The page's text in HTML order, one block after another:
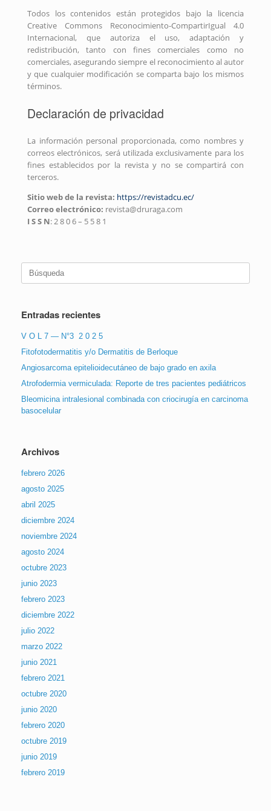
Todos los contenidos están protegidos bajo la licencia
Creative Commons Reconocimiento-CompartirIgual 4.0
Internacional, que autoriza el uso, adaptación y
redistribución, tanto con fines comerciales como no
comerciales, asegurando siempre el reconocimiento al autor
y que cualquier modificación se comparta bajo los mismos
términos.
Declaración de privacidad
La información personal proporcionada, como nombres y
correos electrónicos, será utilizada exclusivamente para los
fines establecidos por la revista y no se compartirá con
terceros.
Sitio web de la revista: https://revistadcu.ec/
Correo electrónico: revista@druraga.com
I S S N: 2 8 0 6 – 5 5 8 1
Entradas recientes
V O L 7 — N°3 2 0 2 5
Fitofotodermatitis y/o Dermatitis de Berloque
Angiosarcoma epitelioidecutáneo de bajo grado en axila
Atrofodermia vermiculada: Reporte de tres pacientes pediátricos
Bleomicina intralesional combinada con criocirugía en carcinoma
basocelular
Archivos
febrero 2026
agosto 2025
abril 2025
diciembre 2024
noviembre 2024
agosto 2024
octubre 2023
junio 2023
febrero 2023
diciembre 2022
julio 2022
marzo 2022
junio 2021
febrero 2021
octubre 2020
junio 2020
febrero 2020
octubre 2019
junio 2019
febrero 2019